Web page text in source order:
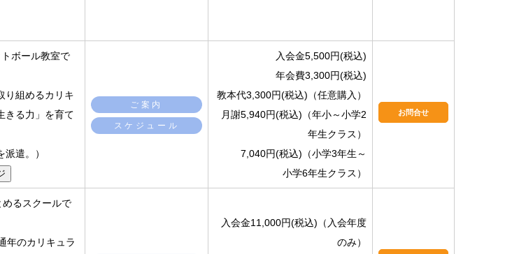
ボール教室で
り組めるカリキ
きる力」を育て
遣。）
ご案内
スケジュール
入会金5,500円(税込)
年会費3,300円(税込)
教本代3,300円(税込)（任意購入）
月謝5,940円(税込)（年小～小学2
年生クラス）
7,040円(税込)（小学3年生～
小学6年生クラス）
お問合せ
るスクールで
年のカリキュラ
入会金11,000円(税込)（入会年度
のみ）